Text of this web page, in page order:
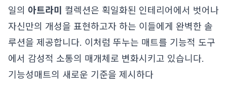
일의 아트라미
컬렉션은 획일화된 인테리어에서 벗어나
자신만의 개성을 표현하고자 하는 이들에게 완벽한 솔
루션을 제공합니다. 이처럼 뚜누는 매트를 기능적 도구
에서 감성적 소통의 매개체로 변화시키고 있습니다.
기능성매트의 새로운 기준을 제시하다